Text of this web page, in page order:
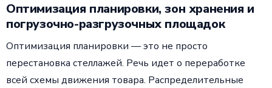
Оптимизация планировки, зон хранения и
погрузочно-разгрузочных площадок
Оптимизация планировки — это не просто
перестановка стеллажей. Речь идет о переработке
всей схемы движения товара. Распределительные